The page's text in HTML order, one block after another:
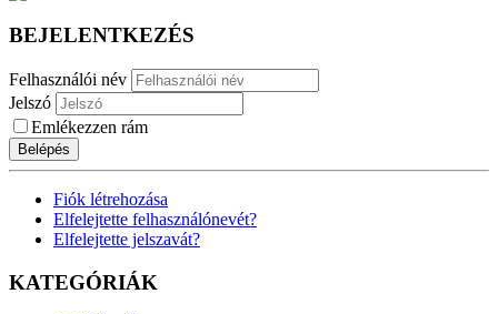
BEJELENTKEZÉS
Felhasználói név
Jelszó
Emlékezzen rám
Belépés
Fiók létrehozása
Elfelejtette felhasználónevét?
Elfelejtette jelszavát?
KATEGÓRIÁK